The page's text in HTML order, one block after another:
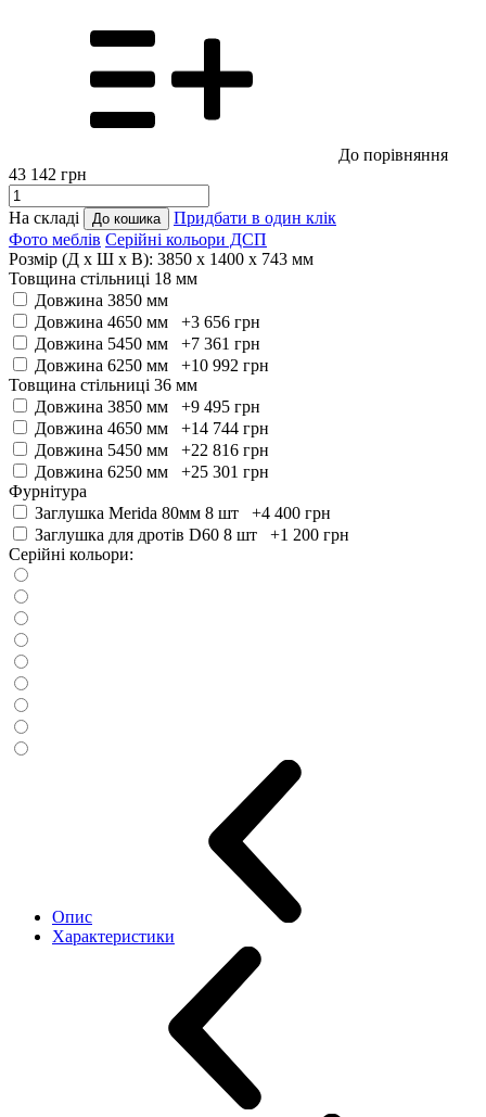
До порівняння
43 142 грн
На складі До кошика
Придбати в один клік
Фото меблів Серійні кольори ДСП
Розмір (Д x Ш x В): 3850 x 1400 x 743 мм
Товщина стільниці 18 мм
Довжина 3850 мм
Довжина 4650 мм +3 656 грн
Довжина 5450 мм +7 361 грн
Довжина 6250 мм +10 992 грн
Товщина стільниці 36 мм
Довжина 3850 мм +9 495 грн
Довжина 4650 мм +14 744 грн
Довжина 5450 мм +22 816 грн
Довжина 6250 мм +25 301 грн
Фурнітура
Заглушка Merida 80мм 8 шт +4 400 грн
Заглушка для дротів D60 8 шт +1 200 грн
Серійні кольори:
Опис
Характеристики